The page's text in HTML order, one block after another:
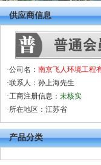
供应商信息
·公司名： 南京飞人环境工程
·联系人：孙上海先生
·工商注册信息： 未核实
·所在地区：江苏省
产品分类